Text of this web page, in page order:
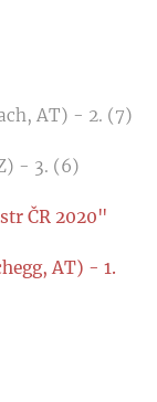
AT) - 2. (7)
- 3. (6)
ČR 2020"
AT) - 1.